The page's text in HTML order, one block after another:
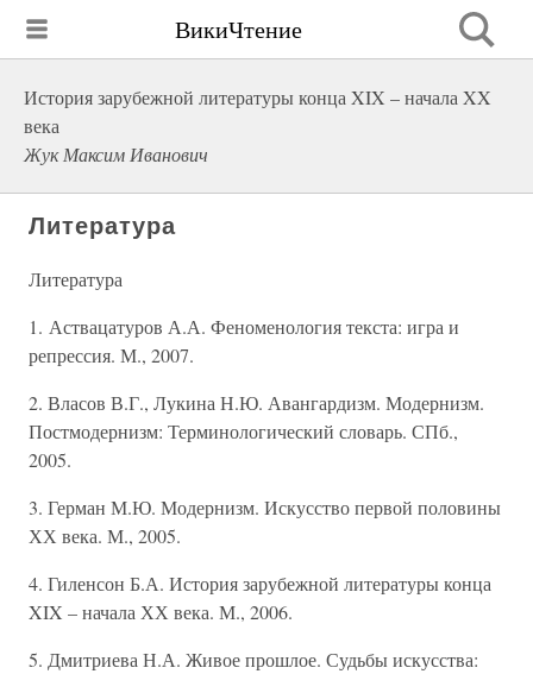
ВикиЧтение
История зарубежной литературы конца XIX – начала XX
века
Жук Максим Иванович
Литература
Литература
1. Аствацатуров А.А. Феноменология текста: игра и
репрессия. М., 2007.
2. Власов В.Г., Лукина Н.Ю. Авангардизм. Модернизм.
Постмодернизм: Терминологический словарь. СПб.,
2005.
3. Герман М.Ю. Модернизм. Искусство первой половины
ХХ века. М., 2005.
4. Гиленсон Б.А. История зарубежной литературы конца
XIX – начала ХХ века. М., 2006.
5. Дмитриева Н.А. Живое прошлое. Судьбы искусства: